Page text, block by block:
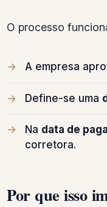
O processo
A empresa
Define-se uma
Na data de
corretora.
Por que isso